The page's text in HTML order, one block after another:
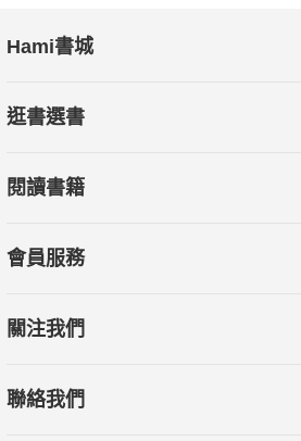
Hami書城
逛書選書
閱讀書籍
會員服務
關注我們
聯絡我們